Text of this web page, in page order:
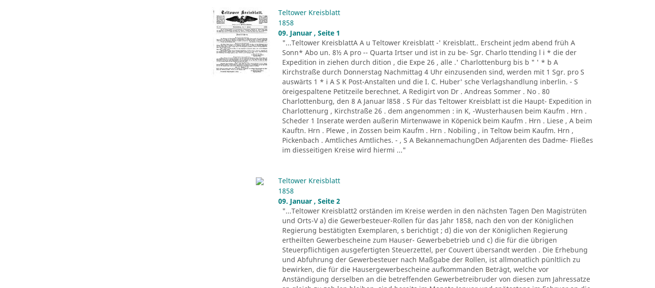
Teltower Kreisblatt
1858
09. Januar , Seite 1
"...Teltower KreisblattA A u Teltower Kreisblatt -' Kreisblatt.. Erscheint jedm abend früh A
Sonn* Abo un. 8½ A pro -- Quarta Irtser und ist in zu be- Sgr. Charlo ttending l i * die der
Expedition in ziehen durch dition , die Expe 26 , alle .' Charlottenburg bis b " ' * b A
Kirchstraße durch Donnerstag Nachmittag 4 Uhr einzusenden sind, werden mit 1 Sgr. pro S
auswärts 1 * i A S K Post-Anstalten und die I. C. Huber' sche Verlagshandlung inberlin. - S
öreigespaltene Petitzeile berechnet. A Redigirt von Dr . Andreas Sommer . No . 80
Charlottenburg, den 8 A Januar l858 . S Für das Teltower Kreisblatt ist die Haupt- Expedition in
Charlottenurg , Kirchstraße 26 . dem angenommen : in K, -Wusterhausen beim Kaufm . Hrn .
Scheder 1 Inserate werden außerin Mirtenwawe in Köpenick beim Kaufm . Hrn . Liese , A beim
Kauftn. Hrn . Plewe , in Zossen beim Kaufm . Hrn . Nobiling , in Teltow beim Kaufm. Hrn ,
Pickenbach . Amtliches Amtliches. - , S A BekannemachungDen Adjarenten des Dadme- Fließes
im diesseitigen Kreise wird hiermi ..."
Teltower Kreisblatt
1858
09. Januar , Seite 2
"...Teltower Kreisblatt2 orständen im Kreise werden in den nächsten Tagen Den Magistrüten
und Orts-V a) die Gewerbesteuer-Rollen für das Jahr 1858, nach den von der Königlichen
Regierung bestätigten Exemplaren, s berichtigt ; d) die von der Königlichen Regierung
ertheilten Gewerbescheine zum Hauser- Gewerbebetrieb und c) die für die übrigen
Steuerpflichtigen ausgefertigten Steuerzettel, per Couvert übersandt werden . Die Erhebung
und Abfuhrung der Gewerbesteuer nach Maßgabe der Rollen, ist allmonatlich pünltlich zu
bewirken, die für die Hausergewerbescheine aufkommanden Beträgt, welche vor
Anständigung derselben an die betreffenden Gewerbetreibruder von diesen zum Jahressatze